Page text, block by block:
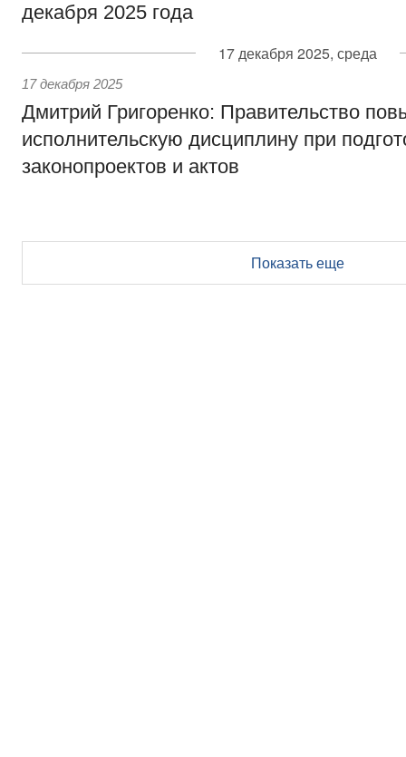
декабря 2025 года
17 декабря 2025, среда
17 декабря 2025
Дмитрий Григоренко: Правительство
исполнительскую дисциплину при
законопроектов и актов
Показать еще